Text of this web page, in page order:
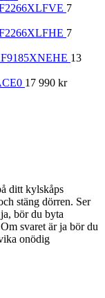
7
7
13
17 990 kr
ditt kylskåps
stäng dörren. Ser
bör du byta
svaret är ja bör du
onödig